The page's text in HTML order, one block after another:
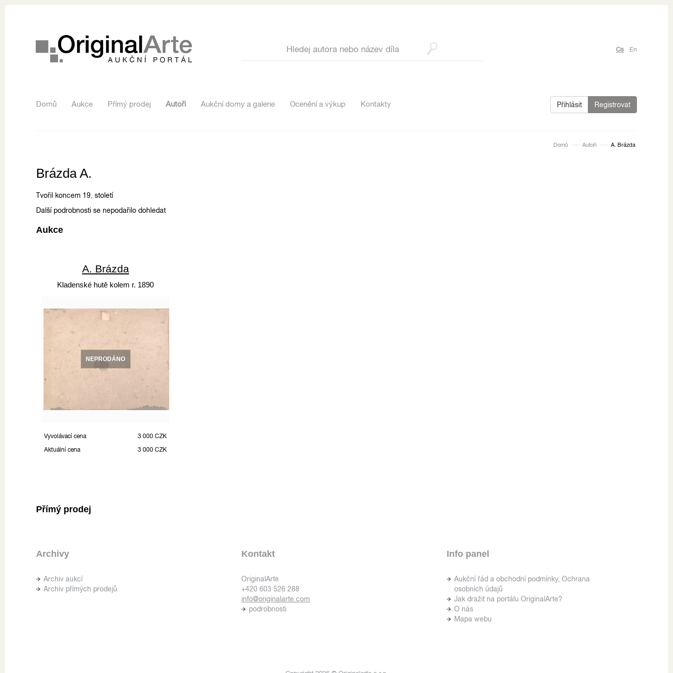
Cs En
Domů Aukce Přímý prodej Autoři Aukční domy a galerie Ocenění a výkup Kontakty Přihlásit Registrovat
Domů Autoři A. Brázda
Brázda A.
Tvořil koncem 19. století
Další podrobnosti se nepodařilo dohledat
Aukce
A. Brázda
Kladenské hutě kolem r. 1890
NEPRODÁNO
Vyvolávací cena
3 000 CZK
Aktuální cena
3 000 CZK
Přímý prodej
Archivy
Archiv aukcí
Archiv přímých prodejů
Kontakt
OriginalArte
+420 603 526 288
info@originalarte.com
podrobnosti
Info panel
Aukční řád a obchodní podmínky, Ochrana
osobních údajů
Jak dražit na portálu OriginalArte?
O nás
Mapa webu